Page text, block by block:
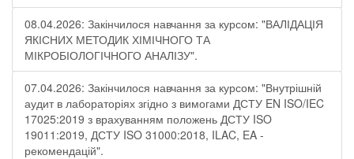
08.04.2026: Закінчилося навчання за курсом: "ВАЛІДАЦІЯ
ЯКІСНИХ МЕТОДИК ХІМІЧНОГО ТА
МІКРОБІОЛОГІЧНОГО АНАЛІЗУ".
07.04.2026: Закінчилося навчання за курсом: "Внутрішній
аудит в лабораторіях згідно з вимогами ДСТУ EN ISO/IEC
17025:2019 з врахуванням положень ДСТУ ISO
19011:2019, ДСТУ ISO 31000:2018, ILAC, EA -
рекомендацій".